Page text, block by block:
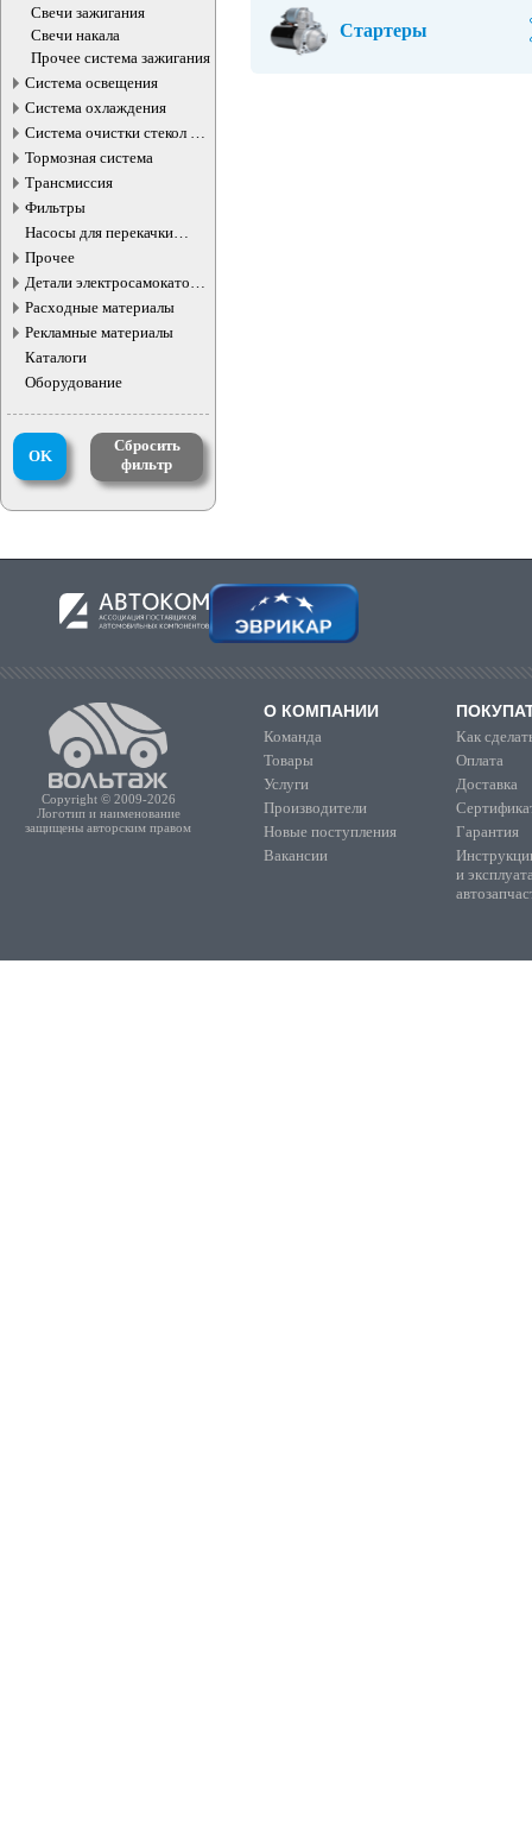
Свечи зажигания
Свечи накала
Прочее система зажигания
Система освещения
Система охлаждения
Система очистки стекол и
фар
Тормозная система
Трансмиссия
Фильтры
Насосы для перекачки
жидкостей
Прочее
Детали электросамокатов и
электротранспорта
Расходные материалы
Рекламные материалы
Каталоги
Оборудование
OK
Сбросить
фильтр
Стартеры
Copyright © 2009-2026
Логотип и наименование
защищены авторским правом
О КОМПАНИИ
Команда
Товары
Услуги
Производители
Новые поступления
Вакансии
Как
Оплата
Доставка
Гарантия
и